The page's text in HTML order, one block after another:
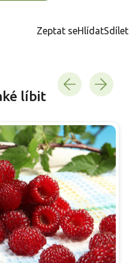
Zeptat seHlídatSdílet
líbit